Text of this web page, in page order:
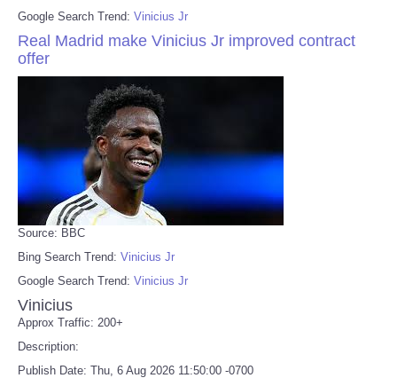
Google Search Trend: Vinicius Jr
Real Madrid make Vinicius Jr improved contract
offer
Source: BBC
Bing Search Trend: Vinicius Jr
Google Search Trend: Vinicius Jr
Vinicius
Approx Traffic: 200+
Description:
Publish Date: Thu, 6 Aug 2026 11:50:00 -0700